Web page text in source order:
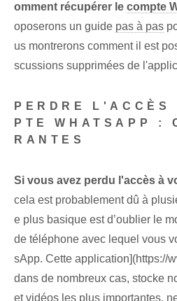
omment récupérer le compte
oposerons‍ un⁢ guide‌ pas à pas
us montrerons comment il est
scussions supprimées de
PERDRE L'ACCÈS
PTE WHATSAPP :
RANTES⁢
Si vous avez perdu l'accès à
cela est probablement dû à
e plus basique est d’oublier le
de téléphone avec lequel vous
sApp. ⁤Cette application](https://
dans de nombreux cas, stocke
et vidéos les plus importantes,⁤